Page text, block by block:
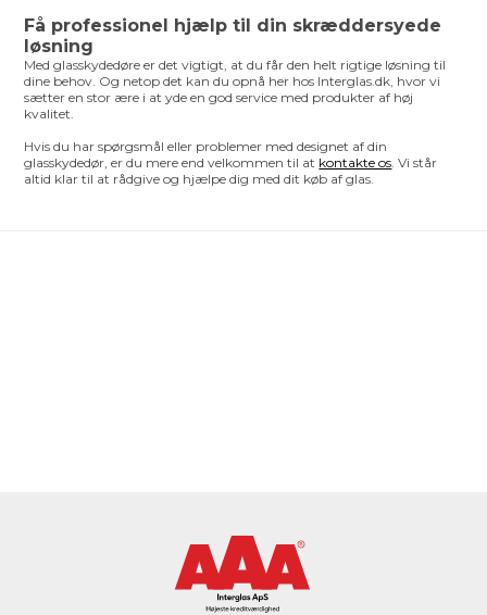
Få professionel hjælp til din skræddersyede
løsning
Med glasskydedøre er det vigtigt, at du får den helt rigtige løsning til
dine behov. Og netop det kan du opnå her hos Interglas.dk, hvor vi
sætter en stor ære i at yde en god service med produkter af høj
kvalitet.
Hvis du har spørgsmål eller problemer med designet af din
glasskydedør, er du mere end velkommen til at kontakte os. Vi står
altid klar til at rådgive og hjælpe dig med dit køb af glas.